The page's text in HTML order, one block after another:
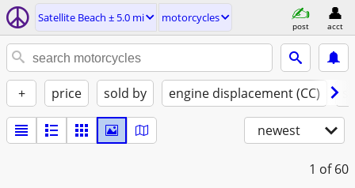
Satellite Beach ± 5.0 mi motorcycles
post acct
+ price sold by engine displacement (CC)
newest
1 of 60